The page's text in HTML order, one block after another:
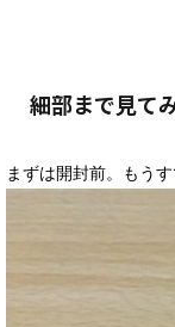
細部まで見て
まずは開封前。もう